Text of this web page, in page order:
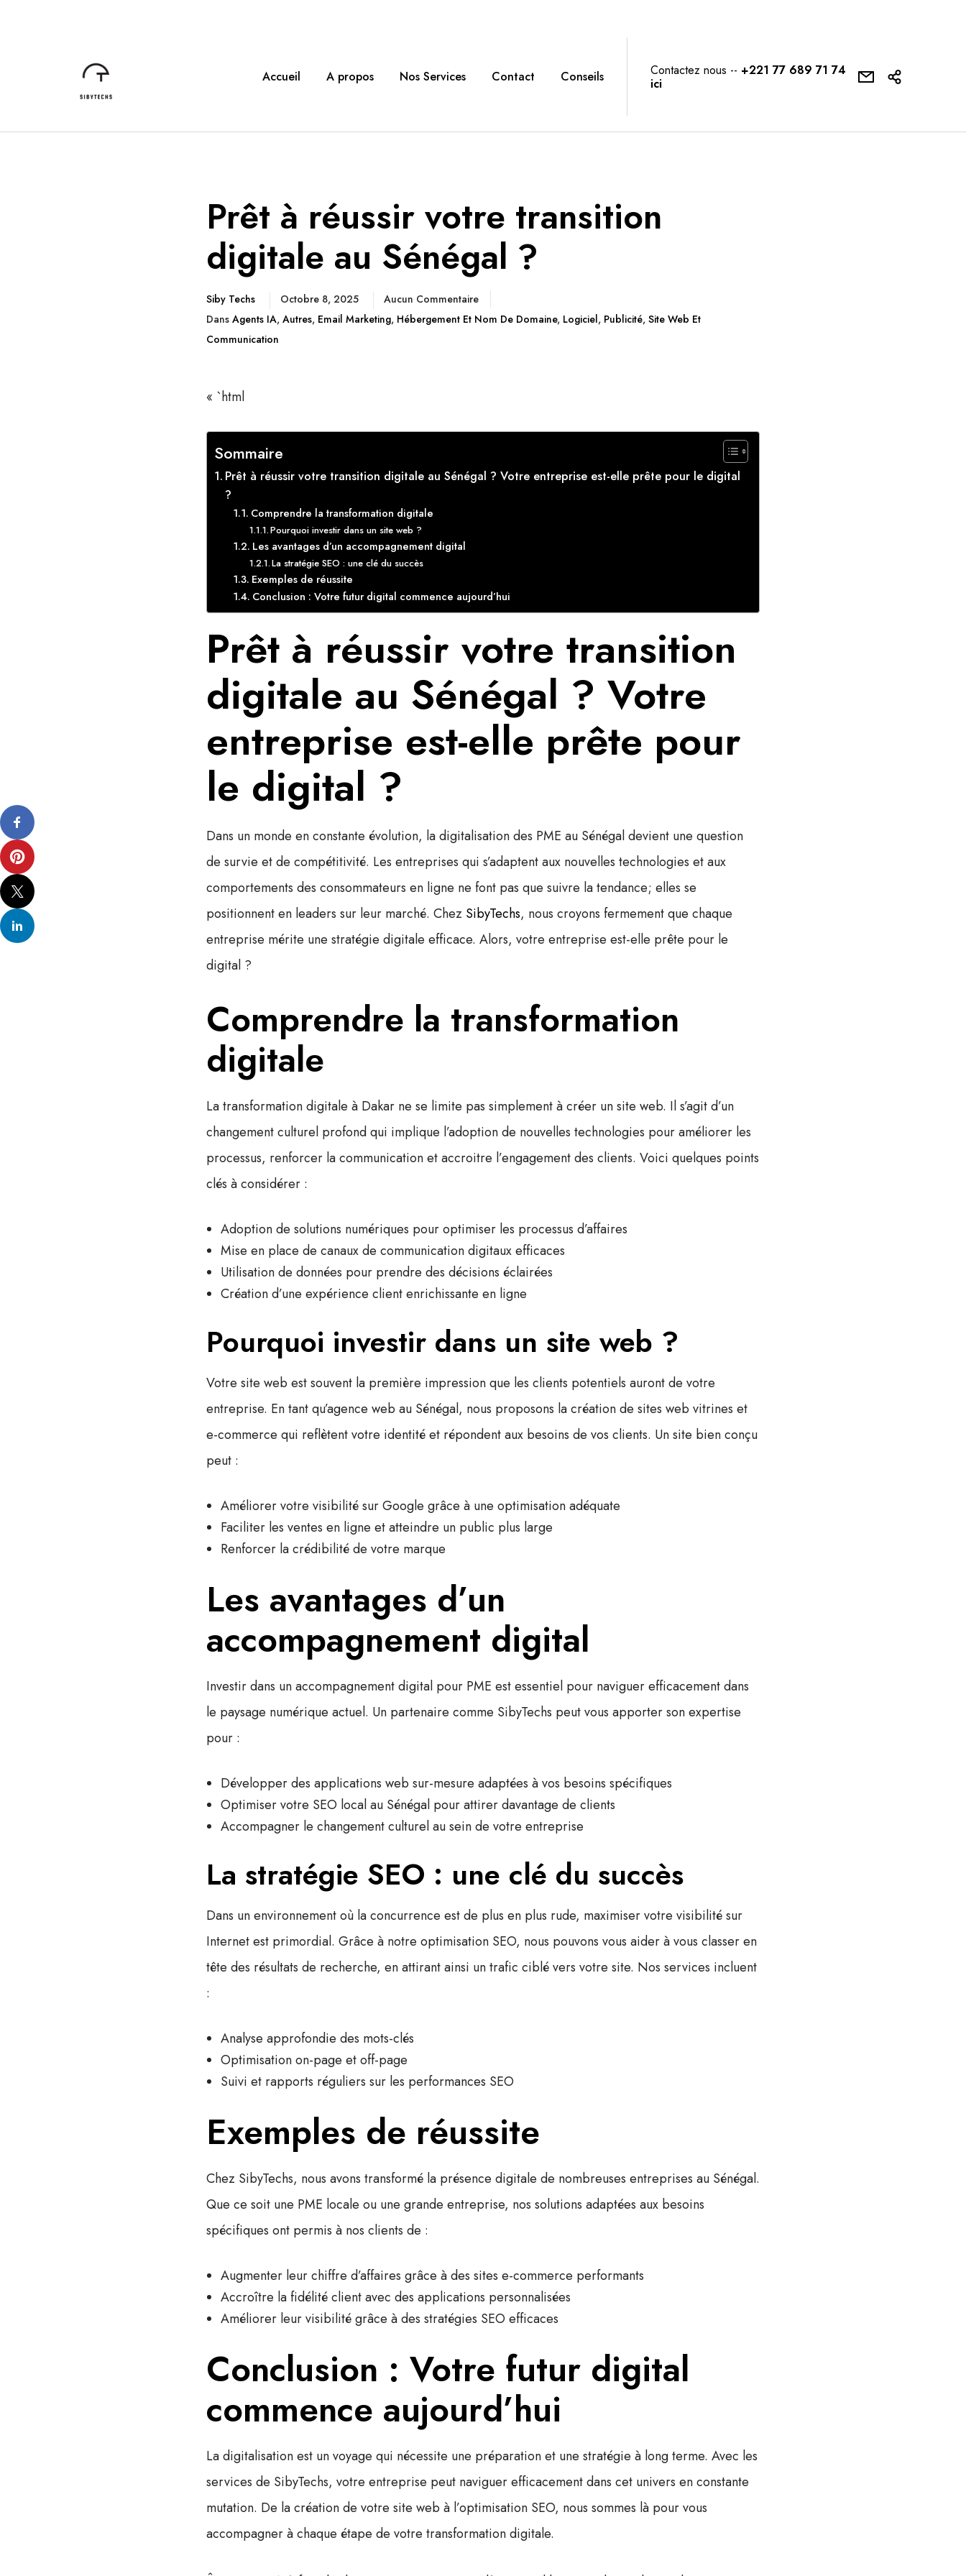
Accueil A propos Nos Services Contact Conseils Contactez nous -- +221 77 689 71 74
ici
Prêt à réussir votre transition
digitale au Sénégal ?
Siby Techs Octobre 8, 2025
Aucun Commentaire
Dans Agents IA, Autres, Email Marketing, Hébergement Et Nom De Domaine, Logiciel, Publicité, Site Web Et
Communication
« `html
Sommaire
Prêt à réussir votre transition digitale au Sénégal ? Votre entreprise est-elle prête pour le digital
?
Comprendre la transformation digitale
Pourquoi investir dans un site web ?
Les avantages d’un accompagnement digital
La stratégie SEO : une clé du succès
Exemples de réussite
Conclusion : Votre futur digital commence aujourd’hui
Prêt à réussir votre transition
digitale au Sénégal ? Votre
entreprise est-elle prête pour
le digital ?
Dans un monde en constante évolution, ladigitalisation des PME au Sénégaldevient une question
de survie et de compétitivité. Les entreprises qui s’adaptent aux nouvelles technologies et aux
comportements des consommateurs en ligne ne font pas que suivre la tendance; elles se
positionnent en leaders sur leur marché. Chez SibyTechs, nous croyons fermement que chaque
entreprise mérite une stratégie digitale efficace. Alors, votre entreprise est-elle prête pour le
digital ?
Comprendre la transformation
digitale
Latransformation digitale à Dakar ne se limite pas simplement à créer un site web. Il s’agit d’un
changement culturel profond qui implique l’adoption de nouvelles technologies pour améliorer les
processus, renforcer la communication et accroitre l’engagement des clients. Voici quelques points
clés à considérer :
Adoption de solutions numériques pour optimiser les processus d’affaires
Mise en place de canaux de communication digitaux efficaces
Utilisation de données pour prendre des décisions éclairées
Création d’une expérience client enrichissante en ligne
Pourquoi investir dans un site web ?
Votre site web est souvent la première impression que les clients potentiels auront de votre
entreprise. En tant qu’agence web au Sénégal, nous proposons lacréation de sites web vitrines et
e-commerce qui reflètent votre identité et répondent aux besoins de vos clients. Un site bien conçu
peut :
Améliorer votre visibilité sur Google grâce à une optimisation adéquate
Faciliter les ventes en ligne et atteindre un public plus large
Renforcer la crédibilité de votre marque
Les avantages d’un
accompagnement digital
Investir dans unaccompagnement digital pour PME est essentiel pour naviguer efficacement dans
le paysage numérique actuel. Un partenaire comme SibyTechs peut vous apporter son expertise
pour :
Développer des applications web sur-mesure adaptées à vos besoins spécifiques
Optimiser votre SEO local au Sénégal pour attirer davantage de clients
Accompagner le changement culturel au sein de votre entreprise
La stratégie SEO : une clé du succès
Dans un environnement où la concurrence est de plus en plus rude, maximiser votre visibilité sur
Internetest primordial. Grâce à notre optimisation SEO, nous pouvons vous aider à vous classer en
tête des résultats de recherche, en attirant ainsi un trafic ciblé vers votre site. Nos services incluent
:
Analyse approfondie des mots-clés
Optimisation on-page et off-page
Suivi et rapports réguliers sur les performances SEO
Exemples de réussite
Chez SibyTechs, nous avons transformé la présence digitale de nombreuses entreprises au Sénégal.
Que ce soit une PME locale ou une grande entreprise, nos solutions adaptées aux besoins
spécifiques ont permis à nos clients de :
Augmenter leur chiffre d’affaires grâce à des sites e-commerce performants
Accroître la fidélité client avec des applications personnalisées
Améliorer leur visibilité grâce à des stratégies SEO efficaces
Conclusion : Votre futur digital
commence aujourd’hui
La digitalisation est un voyage qui nécessite une préparation et une stratégie à long terme. Avec les
services de SibyTechs, votre entreprise peut naviguer efficacement dans cet univers en constante
mutation. De la création de votre site web à l’optimisation SEO, nous sommes là pour vous
accompagner à chaque étape de votre transformation digitale.